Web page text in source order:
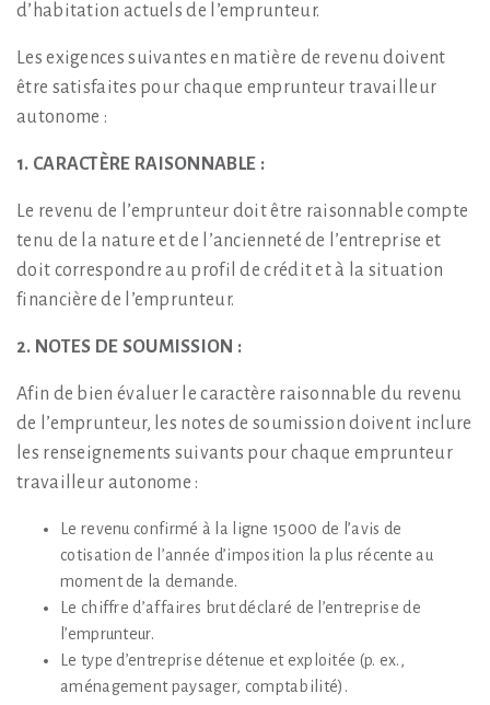
d’habitation actuels de l’emprunteur.
Les exigences suivantes en matière de revenu doivent
être satisfaites pour chaque emprunteur travailleur
autonome :
1. CARACTÈRE RAISONNABLE :
Le revenu de l’emprunteur doit être raisonnable compte
tenu de la nature et de l’ancienneté de l’entreprise et
doit correspondre au profil de crédit et à la situation
financière de l’emprunteur.
2. NOTES DE SOUMISSION :
Afin de bien évaluer le caractère raisonnable du revenu
de l’emprunteur, les notes de soumission doivent inclure
les renseignements suivants pour chaque emprunteur
travailleur autonome :
Le revenu confirmé à la ligne 15000 de l’avis de
cotisation de l’année d’imposition la plus récente au
moment de la demande.
Le chiffre d’affaires brut déclaré de l’entreprise de
l’emprunteur.
Le type d’entreprise détenue et exploitée (p. ex.,
aménagement paysager, comptabilité).